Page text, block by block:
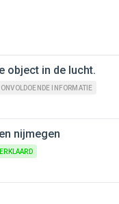
object in de lucht.
ONVOLDOENDE INFORMATIE
nijmegen